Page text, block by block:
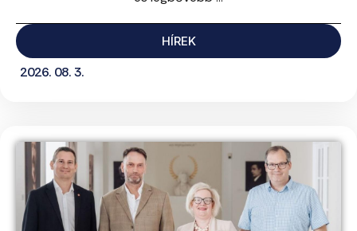
HÍREK
2026. 08. 3.